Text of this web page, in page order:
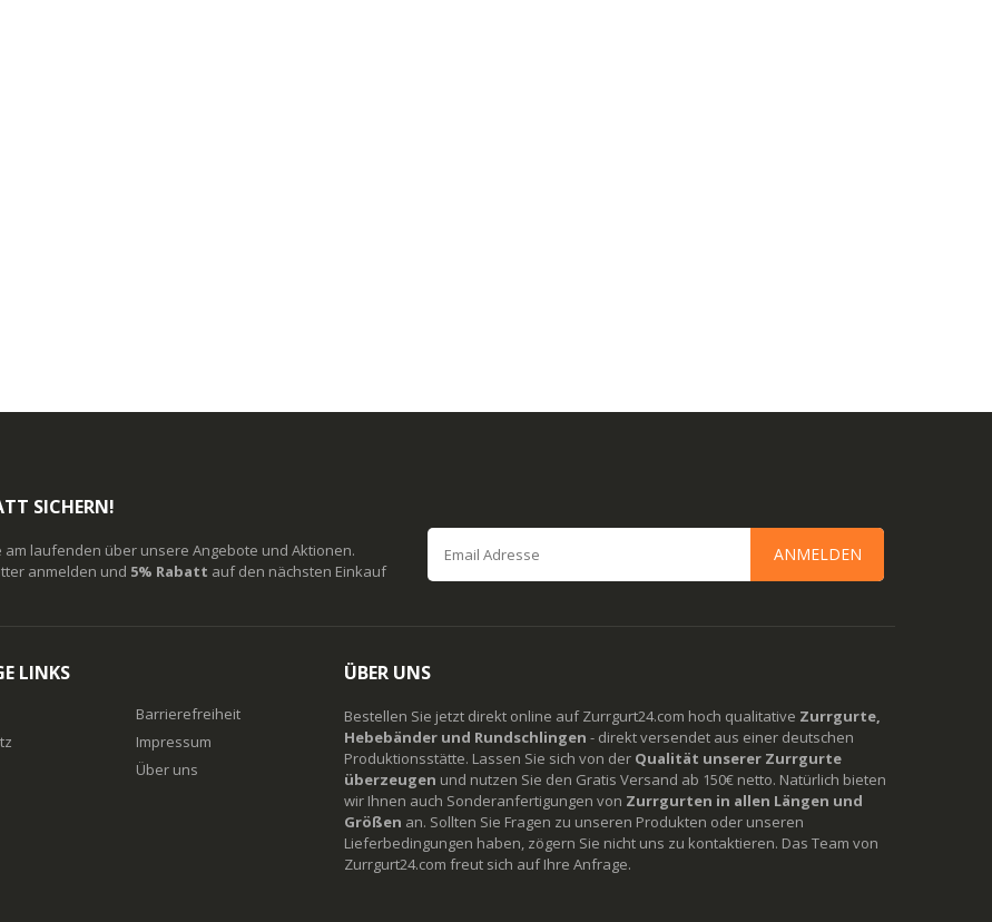
SICHERN!
am laufenden über unsere Angebote und Aktionen.
anmelden und 5% Rabatt auf den nächsten Einkauf
ANMELDEN
LINKS
Barrierefreiheit
Impressum
Über uns
ÜBER UNS
Bestellen Sie jetzt direkt online auf Zurrgurt24.com hoch qualitative Zurrgurte,
Hebebänder und Rundschlingen - direkt versendet aus einer deutschen
Produktionsstätte. Lassen Sie sich von der Qualität unserer Zurrgurte
überzeugen und nutzen Sie den Gratis Versand ab 150€ netto. Natürlich bieten
wir Ihnen auch Sonderanfertigungen von Zurrgurten in allen Längen und
Größen an. Sollten Sie Fragen zu unseren Produkten oder unseren
Lieferbedingungen haben, zögern Sie nicht uns zu kontaktieren. Das Team von
Zurrgurt24.com freut sich auf Ihre Anfrage.